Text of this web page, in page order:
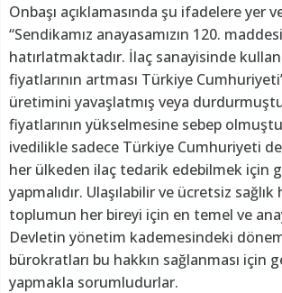
Onbaşı açıklamasında şu ifadelere yer
“Sendikamız anayasamızın 120.
hatırlatmaktadır. İlaç sanayisinde
fiyatlarının artması Türkiye
üretimini yavaşlatmış veya
fiyatlarının yükselmesine sebep
ivedilikle sadece Türkiye Cumhuriyeti
her ülkeden ilaç tedarik edebilmek için
yapmalıdır. Ulaşılabilir ve ücretsiz
toplumun her bireyi için en temel ve
Devletin yönetim kademesindeki
bürokratları bu hakkın sağlanması için
yapmakla sorumludurlar.